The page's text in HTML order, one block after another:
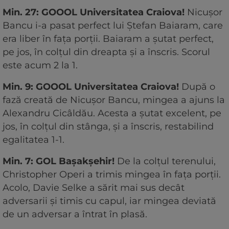
Min. 27: GOOOL Universitatea Craiova! Nicușor
Bancu i-a pasat perfect lui Ștefan Baiaram, care
era liber în fața porții. Baiaram a șutat perfect,
pe jos, în colțul din dreapta și a înscris. Scorul
este acum 2 la 1.
Min. 9: GOOOL Universitatea Craiova! După o
fază creată de Nicușor Bancu, mingea a ajuns la
Alexandru Cicâldău. Acesta a șutat excelent, pe
jos, în colțul din stânga, și a înscris, restabilind
egalitatea 1-1.
Min. 7: GOL Bașakșehir! De la colțul terenului,
Christopher Operi a trimis mingea în fața porții.
Acolo, Davie Selke a sărit mai sus decât
adversarii și timis cu capul, iar mingea deviată
de un adversar a întrat în plasă.